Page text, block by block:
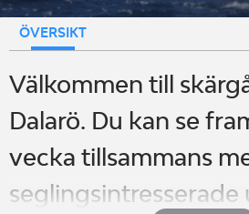
ÖVERSIKT
Välkommen till
Dalarö. Du kan se
vecka tillsammans
seglingsintresserade